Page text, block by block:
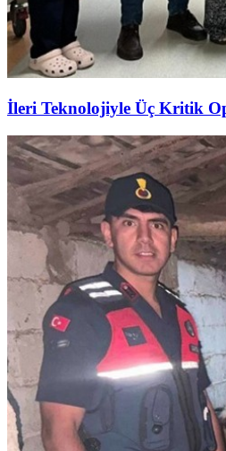
İleri Teknolojiyle Üç Kritik